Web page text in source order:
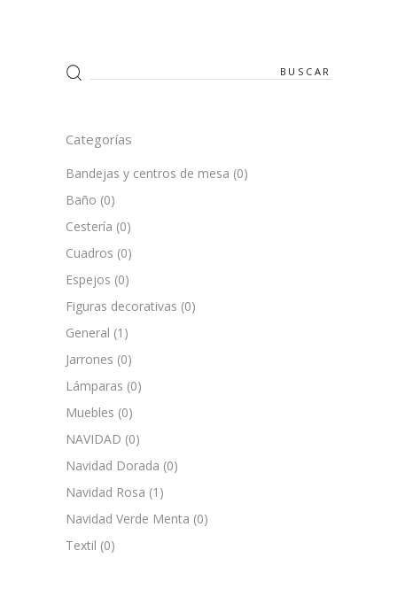
Search
for:
Categorías
Bandejas y centros de mesa (0)
Baño (0)
Cestería (0)
Cuadros (0)
Espejos (0)
Figuras decorativas (0)
General (1)
Jarrones (0)
Lámparas (0)
Muebles (0)
NAVIDAD (0)
Navidad Dorada (0)
Navidad Rosa (1)
Navidad Verde Menta (0)
Textil (0)